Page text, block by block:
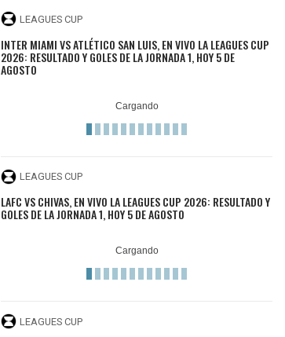
LEAGUES CUP
INTER MIAMI VS ATLÉTICO SAN LUIS, EN VIVO LA LEAGUES CUP
2026: RESULTADO Y GOLES DE LA JORNADA 1, HOY 5 DE
AGOSTO
LEAGUES CUP
LAFC VS CHIVAS, EN VIVO LA LEAGUES CUP 2026: RESULTADO Y
GOLES DE LA JORNADA 1, HOY 5 DE AGOSTO
LEAGUES CUP